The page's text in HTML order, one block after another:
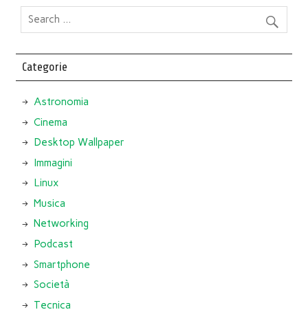
Categorie
Astronomia
Cinema
Desktop Wallpaper
Immagini
Linux
Musica
Networking
Podcast
Smartphone
Società
Tecnica